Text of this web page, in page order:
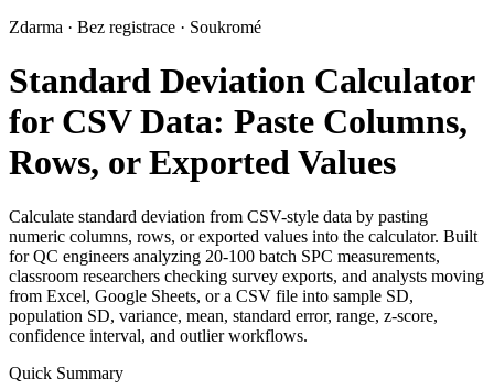
Zdarma · Bez registrace · Soukromé
Standard Deviation Calculator
for CSV Data: Paste Columns,
Rows, or Exported Values
Calculate standard deviation from CSV-style data by pasting
numeric columns, rows, or exported values into the calculator. Built
for QC engineers analyzing 20-100 batch SPC measurements,
classroom researchers checking survey exports, and analysts moving
from Excel, Google Sheets, or a CSV file into sample SD,
population SD, variance, mean, standard error, range, z-score,
confidence interval, and outlier workflows.
Quick Summary